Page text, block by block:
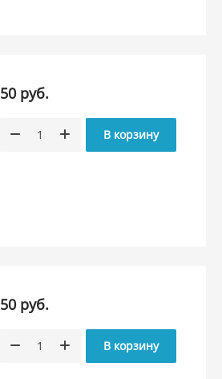
50 руб.
В корзину
50 руб.
В корзину